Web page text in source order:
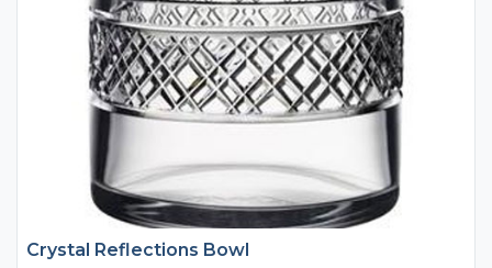
Crystal Reflections Bowl